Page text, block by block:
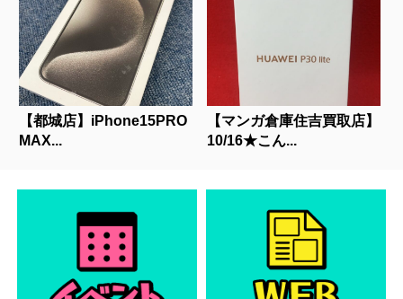
【都城店】iPhone15PRO
MAX...
【マンガ倉庫住吉買取店】
10/16★こん...